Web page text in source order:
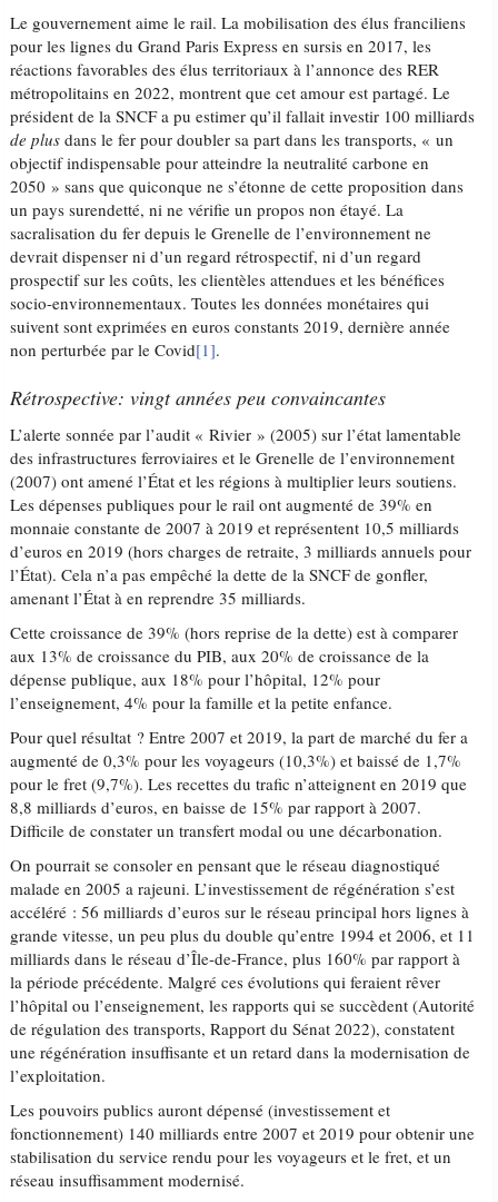
Le gouvernement aime le rail. La mobilisation des élus franciliens
pour les lignes du Grand Paris Express en sursis en 2017, les
réactions favorables des élus territoriaux à l’annonce des RER
métropolitains en 2022, montrent que cet amour est partagé. Le
président de la SNCF a pu estimer qu’il fallait investir 100 milliards
de plus dans le fer pour doubler sa part dans les transports, « un
objectif indispensable pour atteindre la neutralité carbone en
2050 » sans que quiconque ne s’étonne de cette proposition dans
un pays surendetté, ni ne vérifie un propos non étayé. La
sacralisation du fer depuis le Grenelle de l’environnement ne
devrait dispenser ni d’un regard rétrospectif, ni d’un regard
prospectif sur les coûts, les clientèles attendues et les bénéfices
socio-environnementaux. Toutes les données monétaires qui
suivent sont exprimées en euros constants 2019, dernière année
non perturbée par le Covid[1].
Rétrospective: vingt années peu convaincantes
L’alerte sonnée par l’audit « Rivier » (2005) sur l’état lamentable
des infrastructures ferroviaires et le Grenelle de l’environnement
(2007) ont amené l’État et les régions à multiplier leurs soutiens.
Les dépenses publiques pour le rail ont augmenté de 39% en
monnaie constante de 2007 à 2019 et représentent 10,5 milliards
d’euros en 2019 (hors charges de retraite, 3 milliards annuels pour
l’État). Cela n’a pas empêché la dette de la SNCF de gonfler,
amenant l’État à en reprendre 35 milliards.
Cette croissance de 39% (hors reprise de la dette) est à comparer
aux 13% de croissance du PIB, aux 20% de croissance de la
dépense publique, aux 18% pour l’hôpital, 12% pour
l’enseignement, 4% pour la famille et la petite enfance.
Pour quel résultat ? Entre 2007 et 2019, la part de marché du fer a
augmenté de 0,3% pour les voyageurs (10,3%) et baissé de 1,7%
pour le fret (9,7%). Les recettes du trafic n’atteignent en 2019 que
8,8 milliards d’euros, en baisse de 15% par rapport à 2007.
Difficile de constater un transfert modal ou une décarbonation.
On pourrait se consoler en pensant que le réseau diagnostiqué
malade en 2005 a rajeuni. L’investissement de régénération s’est
accéléré : 56 milliards d’euros sur le réseau principal hors lignes à
grande vitesse, un peu plus du double qu’entre 1994 et 2006, et 11
milliards dans le réseau d’Île-de-France, plus 160% par rapport à
la période précédente. Malgré ces évolutions qui feraient rêver
l’hôpital ou l’enseignement, les rapports qui se succèdent (Autorité
de régulation des transports, Rapport du Sénat 2022), constatent
une régénération insuffisante et un retard dans la modernisation de
l’exploitation.
Les pouvoirs publics auront dépensé (investissement et
fonctionnement) 140 milliards entre 2007 et 2019 pour obtenir une
stabilisation du service rendu pour les voyageurs et le fret, et un
réseau insuffisamment modernisé.